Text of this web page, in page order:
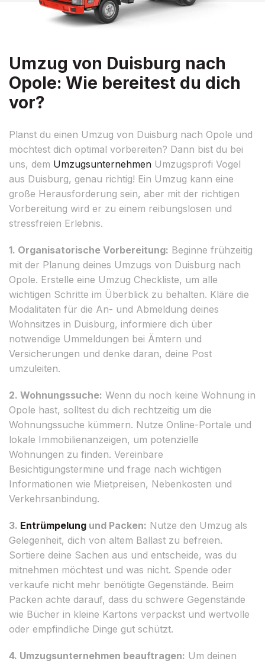
Umzug von Duisburg nach
Opole: Wie bereitest du dich
vor?
Planst du einen Umzug von Duisburg nach Opole und
möchtest dich optimal vorbereiten? Dann bist du bei
uns, dem Umzugsunternehmen Umzugsprofi Vogel
aus Duisburg, genau richtig! Ein Umzug kann eine
große Herausforderung sein, aber mit der richtigen
Vorbereitung wird er zu einem reibungslosen und
stressfreien Erlebnis.
1. Organisatorische Vorbereitung: Beginne frühzeitig
mit der Planung deines Umzugs von Duisburg nach
Opole. Erstelle eine Umzug Checkliste, um alle
wichtigen Schritte im Überblick zu behalten. Kläre die
Modalitäten für die An- und Abmeldung deines
Wohnsitzes in Duisburg, informiere dich über
notwendige Ummeldungen bei Ämtern und
Versicherungen und denke daran, deine Post
umzuleiten.
2. Wohnungssuche: Wenn du noch keine Wohnung in
Opole hast, solltest du dich rechtzeitig um die
Wohnungssuche kümmern. Nutze Online-Portale und
lokale Immobilienanzeigen, um potenzielle
Wohnungen zu finden. Vereinbare
Besichtigungstermine und frage nach wichtigen
Informationen wie Mietpreisen, Nebenkosten und
Verkehrsanbindung.
3. Entrümpelung und Packen: Nutze den Umzug als
Gelegenheit, dich von altem Ballast zu befreien.
Sortiere deine Sachen aus und entscheide, was du
mitnehmen möchtest und was nicht. Spende oder
verkaufe nicht mehr benötigte Gegenstände. Beim
Packen achte darauf, dass du schwere Gegenstände
wie Bücher in kleine Kartons verpackst und wertvolle
oder empfindliche Dinge gut schützt.
4. Umzugsunternehmen beauftragen: Um deinen